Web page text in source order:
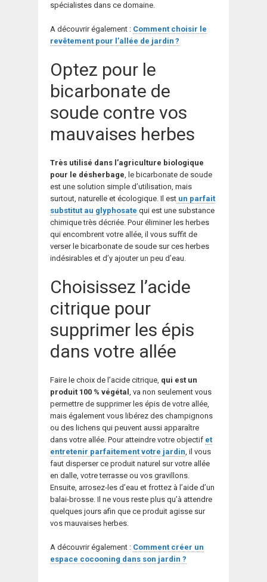
spécialistes dans ce domaine.
A découvrir également : Comment choisir le
revêtement pour l’allée de jardin ?
Optez pour le
bicarbonate de
soude contre vos
mauvaises herbes
Très utilisé dans l’agriculture biologique
pour le désherbage, le bicarbonate de soude
est une solution simple d’utilisation, mais
surtout, naturelle et écologique. Il est un parfait
substitut au glyphosate qui est une substance
chimique très décriée. Pour éliminer les herbes
qui encombrent votre allée, il vous suffit de
verser le bicarbonate de soude sur ces herbes
indésirables et d’y ajouter un peu d’eau.
Choisissez l’acide
citrique pour
supprimer les épis
dans votre allée
Faire le choix de l’acide citrique, qui est un
produit 100 % végétal , va non seulement vous
permettre de supprimer les épis de votre allée,
mais également vous libérez des champignons
ou des lichens qui peuvent aussi apparaître
dans votre allée. Pour atteindre votre objectif et
entretenir parfaitement votre jardin, il vous
faut disperser ce produit naturel sur votre allée
en dalle, votre terrasse ou vos gravillons.
Ensuite, arrosez-les d’eau et frottez à l’aide d’un
balai-brosse. Il ne vous reste plus qu’à attendre
quelques jours afin que ce produit agisse sur
vos mauvaises herbes.
A découvrir également : Comment créer un
espace cocooning dans son jardin ?